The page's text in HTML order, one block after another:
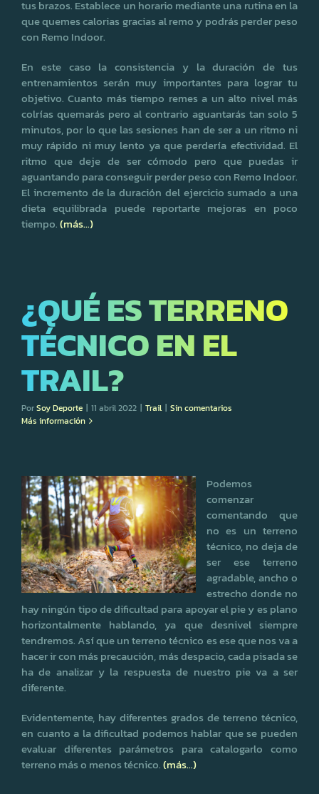
tus brazos. Establece un horario mediante una rutina en la
que quemes calorias gracias al remo y podrás perder peso
con Remo Indoor.
En este caso la consistencia y la duración de tus
entrenamientos serán muy importantes para lograr tu
objetivo. Cuanto más tiempo remes a un alto nivel más
colrías quemarás pero al contrario aguantarás tan solo 5
minutos, por lo que las sesiones han de ser a un ritmo ni
muy rápido ni muy lento ya que perdería efectividad. El
ritmo que deje de ser cómodo pero que puedas ir
aguantando para conseguir perder peso con Remo Indoor.
El incremento de la duración del ejercicio sumado a una
dieta equilibrada puede reportarte mejoras en poco
tiempo.(más…)
¿QUÉ ES TERRENO
TÉCNICO EN EL
TRAIL?
PorSoy Deporte 11 abril 2022 Trail
Sin comentarios
Más información
Podemos
comenzar
comentando que
no es un terreno
técnico, no deja de
ser ese terreno
agradable, ancho o
estrecho donde no
hay ningún tipo de dificultad para apoyar el pie y es plano
horizontalmente hablando, ya que desnivel siempre
tendremos. Así que un terreno técnico es ese que nos va a
hacer ir con más precaución, más despacio, cada pisada se
ha de analizar y la respuesta de nuestro pie va a ser
diferente.
Evidentemente, hay diferentes grados de terreno técnico,
en cuanto a la dificultad podemos hablar que se pueden
evaluar diferentes parámetros para catalogarlo como
terreno más o menos técnico.(más…)